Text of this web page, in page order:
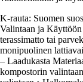
K-rauta: Suomen
Valintaan ja Käyttöön
terassimatto tai
monipuolinen
– Laadukasta
kompostorin valintaan